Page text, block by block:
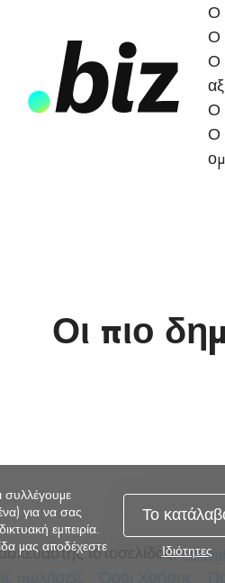
Ο
Ο
Ο
Ο
Ο
Οι πιο
Ιστοσελίδας.
πωλήσεις
συλλέγουμε
για να σας
εμπειρία.
μας αποδέχεστε
Το
Ιδιότητες